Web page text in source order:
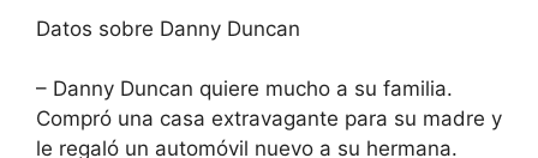
Datos sobre Danny Duncan
– Danny Duncan quiere mucho a su familia.
Compró una casa extravagante para su madre y
le regaló un automóvil nuevo a su hermana.